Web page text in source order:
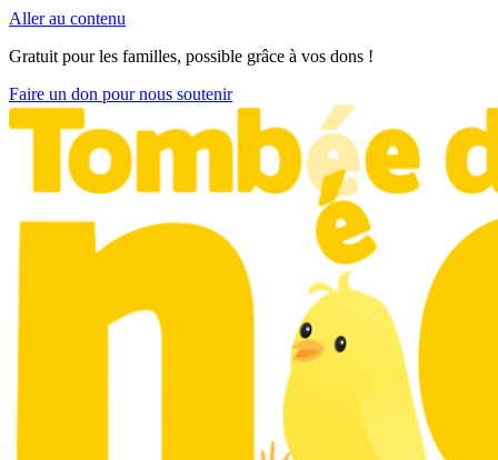
Aller au contenu
Gratuit pour les familles, possible grâce à vos dons !
Faire un don pour nous soutenir